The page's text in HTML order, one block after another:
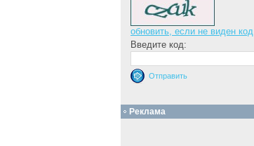
обновить, если не виден код
Введите код:
Реклама